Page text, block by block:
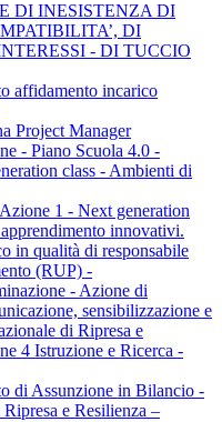
DI INESISTENZA DI
DI
- DI TUCCIO
affidamento incarico
Project Manager
- Piano Scuola 4.0 -
class - Ambienti di
1 - Next generation
innovativi.
in qualità di responsabile
(RUP) -
- Azione di
sensibilizzazione e
di Ripresa e
4 Istruzione e Ricerca -
di Assunzione in Bilancio -
e Resilienza –